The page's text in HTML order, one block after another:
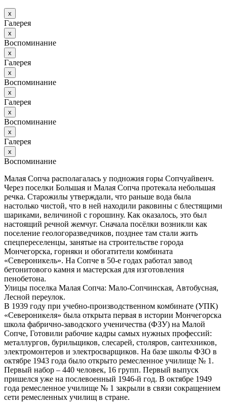
х
Галерея
х
Воспоминание
х
Галерея
х
Воспоминание
х
Галерея
х
Воспоминание
х
Галерея
х
Воспоминание
Малая Сопча располагалась у подножия горы Сопчуайвенч.
Через поселки Большая и Малая Сопча протекала небольшая
речка. Старожилы утверждали, что раньше вода была
настолько чистой, что в ней находили раковины с блестящими
шариками, величиной с горошину. Как оказалось, это был
настоящий речной жемчуг. Сначала посёлки возникли как
поселение геологоразведчиков, позднее там стали жить
спецпереселенцы, занятые на строительстве города
Мончегорска, горняки и обогатители комбината
«Североникель». На Сопче в 50-е годах работал завод
бетонитового камня и мастерская для изготовления
пенобетона.
Улицы поселка Малая Сопча: Мало-Сопчинская, Автобусная,
Лесной переулок.
В 1939 году при учебно-производственном комбинате (УПК)
«Североникеля» была открыта первая в истории Мончегорска
школа фабрично-заводского ученичества (ФЗУ) на Малой
Сопче, Готовили рабочие кадры самых нужных профессий:
металлургов, бурильщиков, слесарей, столяров, сантехников,
электромонтеров и электросварщиков. На базе школы ФЗО в
октябре 1943 года было открыто ремесленное училище № 1.
Первый набор – 440 человек, 16 групп. Первый выпуск
пришелся уже на послевоенный 1946-й год. В октябре 1949
года ремесленное училище № 1 закрыли в связи сокращением
сети ремесленных училищ в стране.